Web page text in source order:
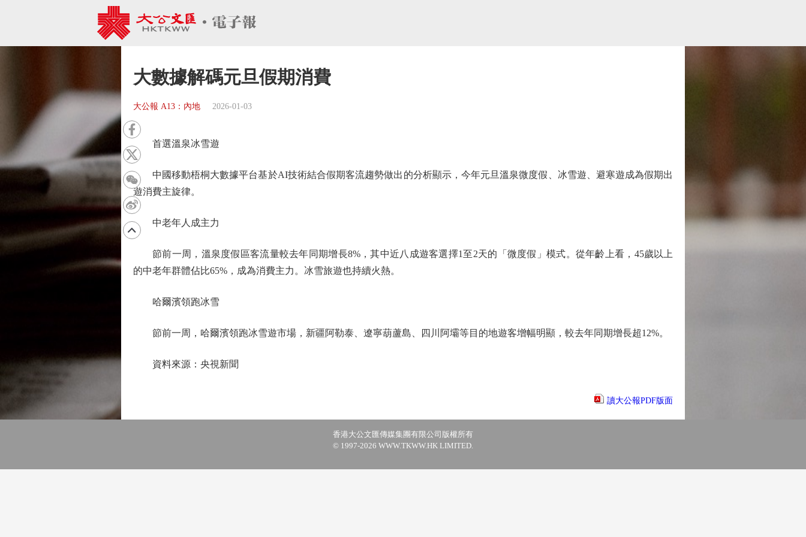
大數據解碼元旦假期消費
大公報 A13：內地 2026-01-03
首選溫泉冰雪遊
中國移動梧桐大數據平台基於AI技術結合假期客流趨勢做出的分析顯示，今年元旦溫泉微度假、冰雪遊、避寒遊成為假期出
遊消費主旋律。
中老年人成主力
節前一周，溫泉度假區客流量較去年同期增長8%，其中近八成遊客選擇1至2天的「微度假」模式。從年齡上看，45歲以上
的中老年群體佔比65%，成為消費主力。冰雪旅遊也持續火熱。
哈爾濱領跑冰雪
節前一周，哈爾濱領跑冰雪遊市場，新疆阿勒泰、遼寧葫蘆島、四川阿壩等目的地遊客增幅明顯，較去年同期增長超12%。
資料來源：央視新聞
讀大公報PDF版面
香港大公文匯傳媒集團有限公司版權所有
© 1997-2026 WWW.TKWW.HK LIMITED.